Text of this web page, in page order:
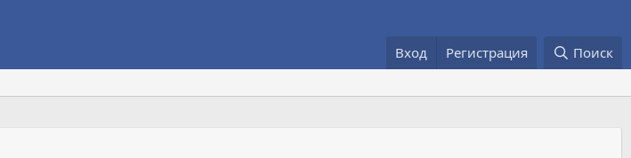
Вход Регистрация Поиск